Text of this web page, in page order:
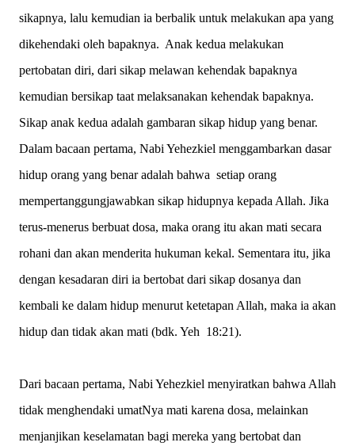
sikapnya, lalu kemudian ia berbalik untuk melakukan apa yang
dikehendaki oleh bapaknya. Anak kedua melakukan
pertobatan diri, dari sikap melawan kehendak bapaknya
kemudian bersikap taat melaksanakan kehendak bapaknya.
Sikap anak kedua adalah gambaran sikap hidup yang benar.
Dalam bacaan pertama, Nabi Yehezkiel menggambarkan dasar
hidup orang yang benar adalah bahwa setiap orang
mempertanggungjawabkan sikap hidupnya kepada Allah. Jika
terus-menerus berbuat dosa, maka orang itu akan mati secara
rohani dan akan menderita hukuman kekal. Sementara itu, jika
dengan kesadaran diri ia bertobat dari sikap dosanya dan
kembali ke dalam hidup menurut ketetapan Allah, maka ia akan
hidup dan tidak akan mati (bdk. Yeh 18:21).
Dari bacaan pertama, Nabi Yehezkiel menyiratkan bahwa Allah
tidak menghendaki umatNya mati karena dosa, melainkan
menjanjikan keselamatan bagi mereka yang bertobat dan